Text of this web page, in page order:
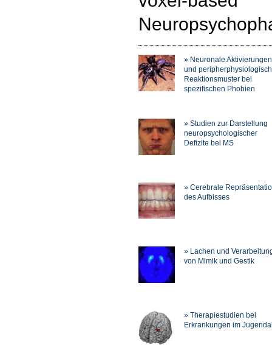
» Neuronale Aktivierungen
und
Reaktionsmuster bei
spezifischen Phobien
» Studien zur Darstellung
neuropsychologischer
Defizite bei MS
» Cerebrale
des Aufbisses
» Lachen und
von Mimik und Gestik
» Therapiestudien bei
Erkrankungen im